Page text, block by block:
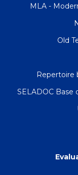
MLA -
Old
Repertoire
SELADOC Base